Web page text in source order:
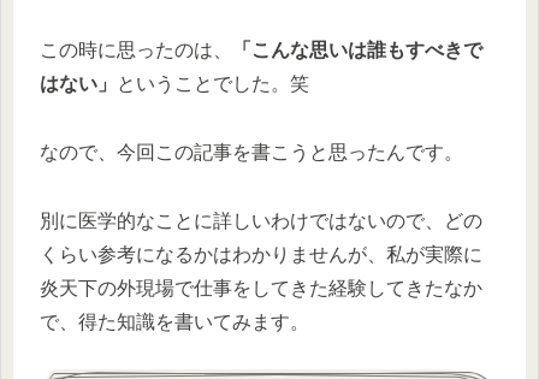
この時に思ったのは、
「こんな思いは誰もすべきで
はない」
ということでした。笑
なので、今回この記事を書こうと思ったんです。
別に医学的なことに詳しいわけではないので、どの
くらい参考になるかはわかりませんが、私が実際に
炎天下の外現場で仕事をしてきた経験してきたなか
で、得た知識を書いてみます。